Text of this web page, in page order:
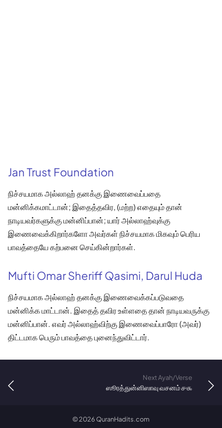
Jan Trust Foundation
நிச்சயமாக அல்லாஹ் தனக்கு இணைவைப்பதை
மன்னிக்கமாட்டான்; இதைத்தவிர, (மற்ற) எதையும் தான்
நாடியவர்களுக்கு மன்னிப்பான்; யார் அல்லாஹ்வுக்கு
இணைவைக்கிறார்களோ அவர்கள் நிச்சயமாக மிகவும் பெரிய
பாவத்தையே கற்பனை செய்கின்றார்கள்.
Mufti Omar Sheriff Qasimi, Darul Huda
நிச்சயமாக அல்லாஹ் தனக்கு இணைவைக்கப்படுவதை
மன்னிக்க மாட்டான். இதைத் தவிர உள்ளதை தான் நாடியவருக்கு
மன்னிப்பான். எவர் அல்லாஹ்விற்கு இணைவைப்பாரோ (அவர்)
திட்டமாக பெரும் பாவத்தை புனைந்துவிட்டார்.
Next Ayah/Verse
ஸூரத்துன்னிஸாவு வசனம் ௪௯
©2026 QuranHadits.com